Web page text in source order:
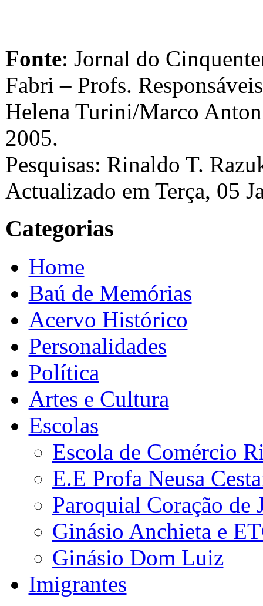
Fonte: Jornal do
Fabri – Profs.
Helena Turini/Marco
2005.
Pesquisas: Rinaldo T.
Actualizado em Terça, 05
Categorias
Home
Baú de Memórias
Acervo Histórico
Personalidades
Política
Artes e Cultura
Escolas
Escola de Comércio
E.E Profa Neusa
Paroquial Coração de
Ginásio Anchieta e
Ginásio Dom Luiz
Imigrantes